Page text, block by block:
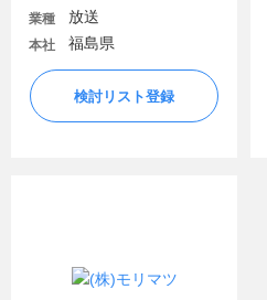
業種 放送
本社 福島県
検討リスト登録